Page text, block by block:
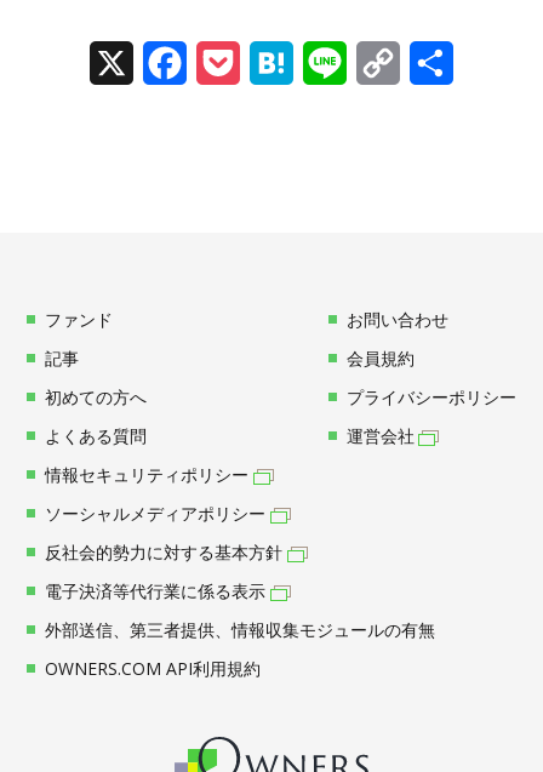
Facebook
Pocket Hatena Line
Copy
ファンド
記事
初めての方へ
よくある質問
お問い合わせ
会員規約
プライバシーポリシー
運営会社
情報セキュリティポリシー
ソーシャルメディアポリシー
反社会的勢力に対する基本方針
電子決済等代行業に係る表示
外部送信、第三者提供、情報収集モジュールの有無
OWNERS.COM API利用規約